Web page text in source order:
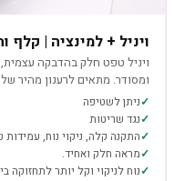
ויניל + למינציה | קלף
ויניל טפט חלק בהדבקה עצמית,
ומסודר. מתאים לרענון מהיר
ניתן לשטיפה
נגד שריטות
התקנה קלה, ניקוי נוח, עמידות
מראה חלק ואחיד.
נוח לניקוי וקל יותר לתחזוקה